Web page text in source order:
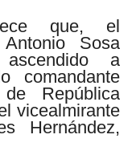
que, el
Antonio Sosa
a
comandante
República
vicealmirante
Hernández,